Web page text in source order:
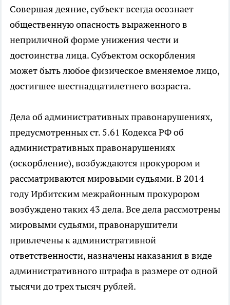
Совершая деяние, субъект всегда осознает
общественную опасность выраженного в
неприличной форме унижения чести и
достоинства лица. Субъектом оскорбления
может быть любое физическое вменяемое лицо,
достигшее шестнадцатилетнего возраста.
Дела об административных правонарушениях,
предусмотренных ст. 5.61 Кодекса РФ об
административных правонарушениях
(оскорбление), возбуждаются прокурором и
рассматриваются мировыми судьями. В 2014
году Ирбитским межрайонным прокурором
возбуждено таких 43 дела. Все дела рассмотрены
мировыми судьями, правонарушители
привлечены к административной
ответственности, назначены наказания в виде
административного штрафа в размере от одной
тысячи до трех тысяч рублей.